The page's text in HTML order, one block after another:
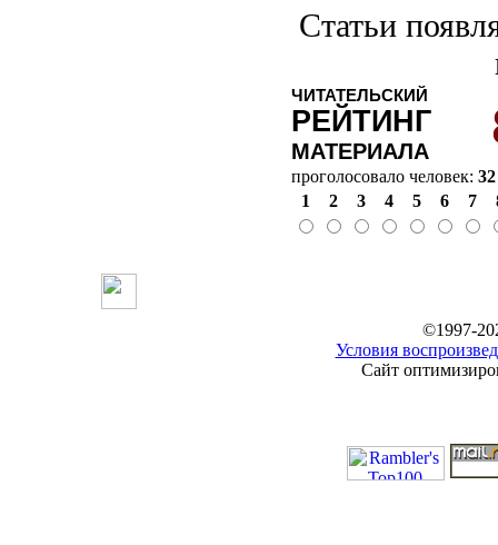
Статьи
ЧИТАТЕЛЬСКИЙ
РЕЙТИНГ
МАТЕРИАЛА
проголосовало человек: 32
1
2 3 4 5 6 7
©1997-
Условия
Сайт